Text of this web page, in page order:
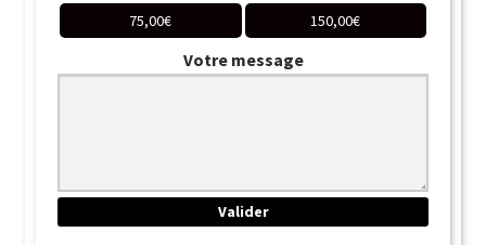
75,00€ 150,00€
Votre message